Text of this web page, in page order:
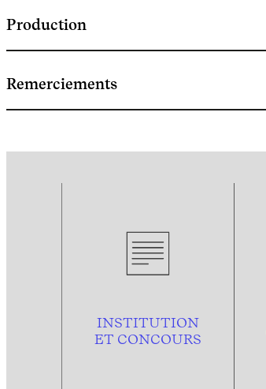
Production
Remerciements
INSTITUTION
ET CONCOURS